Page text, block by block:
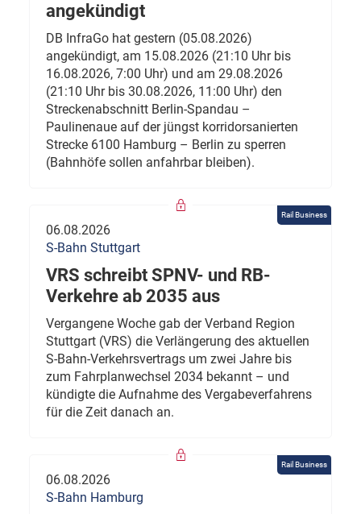
angekündigt
DB InfraGo hat gestern (05.08.2026)
angekündigt, am 15.08.2026 (21:10 Uhr bis
16.08.2026, 7:00 Uhr) und am 29.08.2026
(21:10 Uhr bis 30.08.2026, 11:00 Uhr) den
Streckenabschnitt Berlin-Spandau –
Paulinenaue auf der jüngst korridorsanierten
Strecke 6100 Hamburg – Berlin zu sperren
(Bahnhöfe sollen anfahrbar bleiben).
Rail Business
06.08.2026
S-Bahn Stuttgart
VRS schreibt SPNV- und RB-
Verkehre ab 2035 aus
Vergangene Woche gab der Verband Region
Stuttgart (VRS) die Verlängerung des aktuellen
S-Bahn-Verkehrsvertrags um zwei Jahre bis
zum Fahrplanwechsel 2034 bekannt – und
kündigte die Aufnahme des Vergabeverfahrens
für die Zeit danach an.
Rail Business
06.08.2026
S-Bahn Hamburg